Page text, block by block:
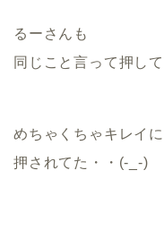
るーさんも
同じこと言って押し
めちゃくちゃキレイに
押されてた・・(-_-)